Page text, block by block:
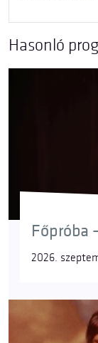
Hasonló
Főpróba
2026.